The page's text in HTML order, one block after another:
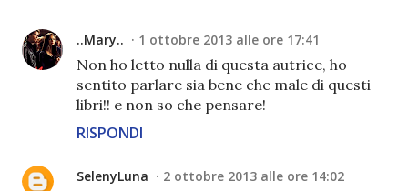
..Mary.. 1 ottobre 2013 alle ore 17:41
Non ho letto nulla di questa autrice, ho
sentito parlare sia bene che male di questi
libri!! e non so che pensare!
RISPONDI
SelenyLuna 2 ottobre 2013 alle ore 14:02